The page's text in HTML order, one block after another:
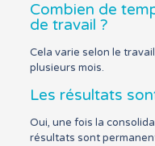
Combien de
de travail ?
Cela varie selon le
plusieurs mois.
Les résultats
Oui, une fois la
résultats sont